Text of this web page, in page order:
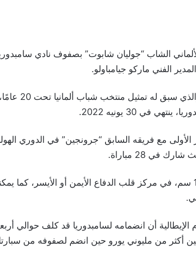
الشاب “جوليان شابوت” بصفوف نادي
الفني ماركو جيامباولو.
صاحب الـ 21
في 30 يونيه 2022.
مع فريقه السابق “جرونجين” في الدوري
في 28 مباراة.
ويجيد صاحب الـ 195 سم، في مركز قلب الدفاع الأيمن أو الأيسر،
الإيطالية أن انضمامه لسامبدوريا قد كلف حوالي
أكثر من مليوني يورو حين انضم لصفوفه من سبارتا